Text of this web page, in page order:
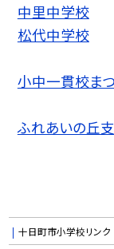
中里中学校
松代中学校
小中一貫校ま
ふれあいの丘
十日町市小学校リンク